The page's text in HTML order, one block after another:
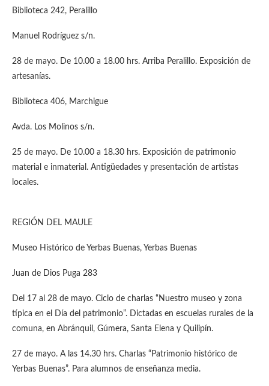
Biblioteca 242, Peralillo
Manuel Rodríguez s/n.
28 de mayo. De 10.00 a 18.00 hrs. Arriba Peralillo. Exposición de
artesanías.
Biblioteca 406, Marchigue
Avda. Los Molinos s/n.
25 de mayo. De 10.00 a 18.30 hrs. Exposición de patrimonio
material e inmaterial. Antigüedades y presentación de artistas
locales.
REGIÓN DEL MAULE
Museo Histórico de Yerbas Buenas, Yerbas Buenas
Juan de Dios Puga 283
Del 17 al 28 de mayo. Ciclo de charlas “Nuestro museo y zona
típica en el Día del patrimonio”. Dictadas en escuelas rurales de la
comuna, en Abránquil, Gúmera, Santa Elena y Quilipín.
27 de mayo. A las 14.30 hrs. Charlas “Patrimonio histórico de
Yerbas Buenas”. Para alumnos de enseñanza media.